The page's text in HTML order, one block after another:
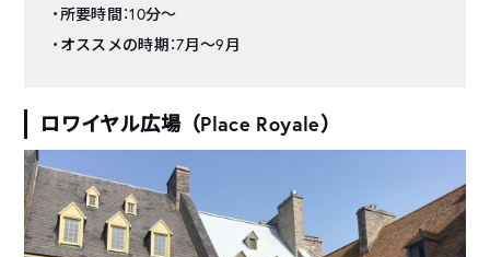
・所要時間：10分〜
・オススメの時期：7月〜9月
ロワイヤル広場（Place Royale）